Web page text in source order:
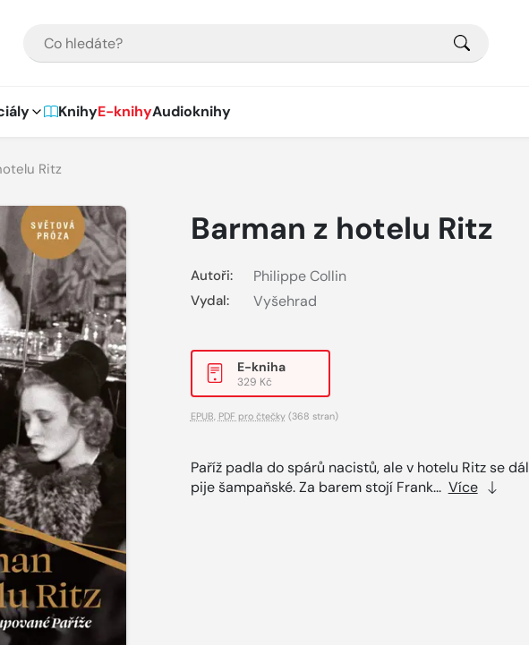
KnihyE-knihyAudioknihy
Ritz
Barman z hotelu Ritz
Autoři: Philippe Collin
Vydal: Vyšehrad
E-kniha
329 Kč
EPUB PDF pro čtečky(368 stran)
Paříž padla do spárů nacistů, ale v hotelu Ritz se dál
pije šampaňské. Za barem stojí Frank... Více